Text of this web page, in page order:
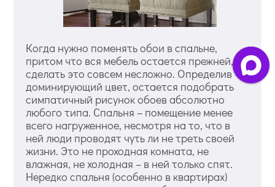
Когда нужно поменять обои в спальне,
притом что вся мебель остается прежней,
сделать это совсем несложно. Определив
доминирующий цвет, остается подобрать
симпатичный рисунок обоев абсолютно
любого типа. Спальня – помещение менее
всего нагруженное, несмотря на то, что в
ней люди проводят чуть ли не треть своей
жизни. Это не проходная комната, не
влажная, не холодная – в ней только спят.
Нередко спальня (особенно в квартирах)